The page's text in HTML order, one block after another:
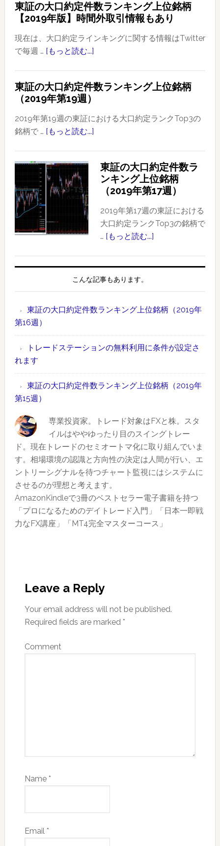
東証の大口約定件数ランキング上位銘柄
【2019年版】時間外取引情報もあり
現在は、大口約定ラインキングに関する情報はTwitter
で毎週 … [もっと読む...]
の
口
件
数
ラ
位
銘
柄
【2019
年
時
間
取
引
も
あ
り
東証の大口約定件数ランキング上位銘柄
（2019年第19週）
2019年第19週の東証における大口約定ランクTop3の
銘柄で … [もっと読む...]
の
大
約
定
キ
グ
位
銘
（2019
年
週）
東証の大口約定件数ラ
ンキング上位銘柄
（2019年第17週）
2019年第17週の東証における
大口約定ランクTop3の銘柄で
… [もっと読む...]
約
数
キ
グ
位
銘
年
第
こんな記事もあります。
東証の大口約定件数ランキング上位銘柄（2019年
第16週）
トレードステーションの無料利用に条件が設定さ
れます
東証の大口約定件数ランキング上位銘柄（2019年
第15週）
専業投資家。トレード対象はFXと株。スタ
イルはややゆったり目のスイングトレー
ド。現在トレードのセミオートマ化に取り組んでいま
す。相場環境の認識と方向性の決定は人間が行い、エ
ントリーシグナルを待つチャート監視にはシステムに
させるのが理想と考えます。
AmazonKindleで3冊のベストセラー電子書籍を持つ
「プロになるためのデイトレード入門」「日本一即戦
力なFX講座」「MT4完全マスターコース」
Interactions
Leave a Reply
Your email address will not be published.
Required fields are marked *
Comment
Name *
Email *